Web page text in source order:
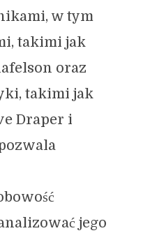
w tym
takimi jak
oraz
takimi jak
Draper i
jego